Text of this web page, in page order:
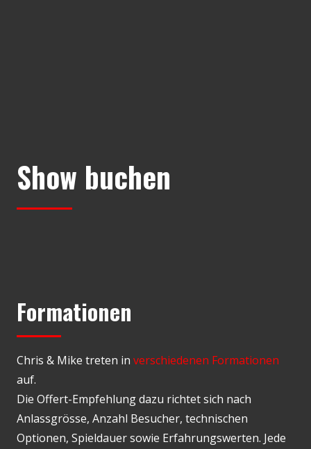
Show buchen
Formationen
Chris & Mike treten in verschiedenen Formationen
auf.
Die Offert-Empfehlung dazu richtet sich nach
Anlassgrösse, Anzahl Besucher, technischen
Optionen, Spieldauer sowie Erfahrungswerten. Jede